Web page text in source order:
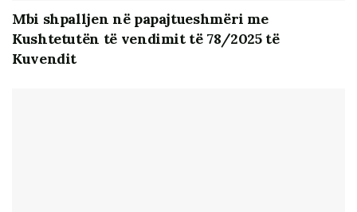
Mbi shpalljen në papajtueshmëri me
Kushtetutën të vendimit të 78/2025 të
Kuvendit